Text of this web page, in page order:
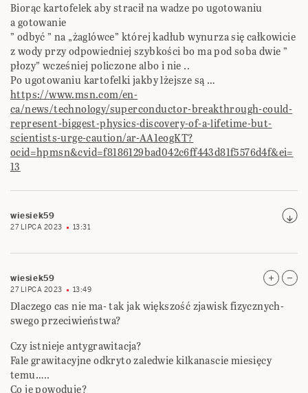
Biorąc kartofelek aby stracił na wadze po ugotowaniu
a gotowanie
” odbyć ” na „żaglówce” której kadłub wynurza się całkowicie
z wody przy odpowiedniej szybkości bo ma pod soba dwie ”
płozy” wcześniej policzone albo i nie ..
Po ugotowaniu kartofelki jakby lżejsze są …
https://www.msn.com/en-
ca/news/technology/superconductor-breakthrough-could-
represent-biggest-physics-discovery-of-a-lifetime-but-
scientists-urge-caution/ar-AA1eogKT?
ocid=hpmsn&cvid=f8186129bad042c6ff443d81f5576d4f&ei=
13
wiesiek59
27 LIPCA 2023 13:31
wiesiek59
27 LIPCA 2023 13:49
Dlaczego cas nie ma- tak jak większość zjawisk fizycznych-
swego przeciwieństwa?
Czy istnieje antygrawitacja?
Fale grawitacyjne odkryto zaledwie kilkanascie miesięcy
temu…..
Co je powoduje?